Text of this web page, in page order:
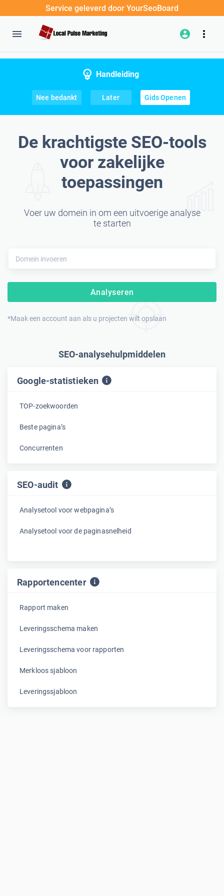
Service geleverd door YourSeoBoard
Handleiding
Nee bedankt Later Gids Openen
De krachtigste SEO-tools
voor zakelijke
toepassingen
Voer uw domein in om een uitvoerige analyse
te starten
Analyseren
*Maak een account aan als u projecten wilt opslaan
SEO-analysehulpmiddelen
Google-statistieken
TOP-zoekwoorden
Beste pagina’s
Concurrenten
SEO-audit
Analysetool voor webpagina’s
Analysetool voor de paginasnelheid
Rapportencenter
Rapport maken
Leveringsschema maken
Leveringsschema voor rapporten
Merkloos sjabloon
Leveringssjabloon